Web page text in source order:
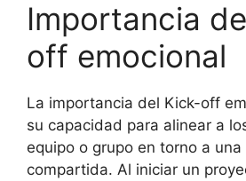
Importancia
off emocional
La importancia del Kick-off
su capacidad para alinear a
equipo o grupo en torno a una
compartida. Al iniciar un